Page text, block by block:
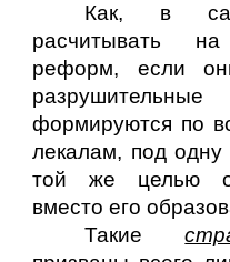
Как, в
расчитывать
реформ, если
формируются по
лекалам, под
той же целью
вместо его
Такие